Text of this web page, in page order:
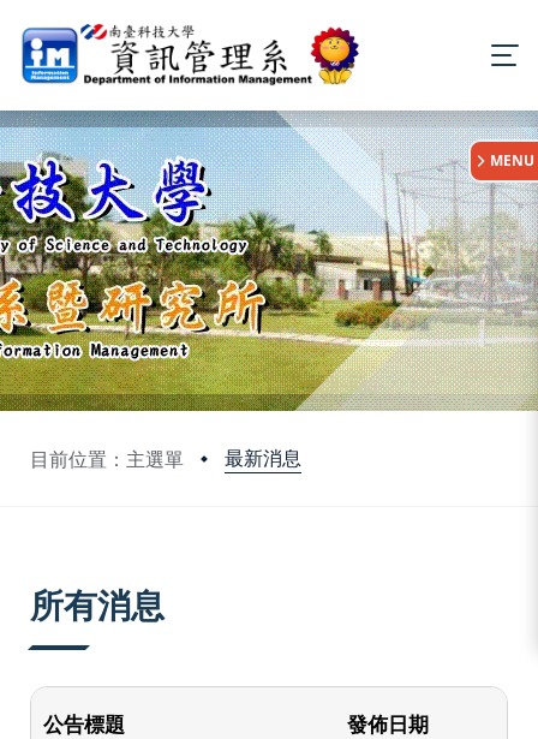
目前位置：主選單 最新消息
:::
MENU
所有消息
公告標題 發佈日期